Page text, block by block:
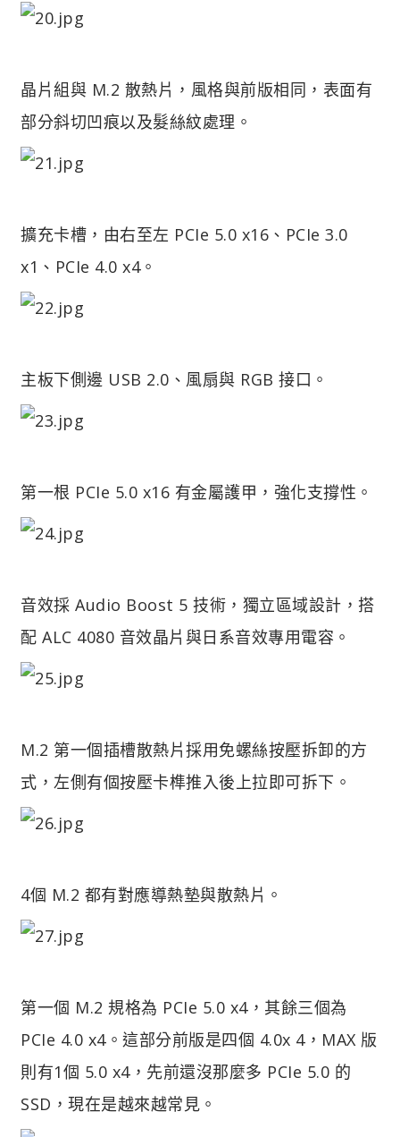
晶片組與 M.2 散熱片，風格與前版相同，表面有
部分斜切凹痕以及髮絲紋處理。
擴充卡槽，由右至左 PCIe 5.0 x16、PCIe 3.0
x1、PCIe 4.0 x4。
主板下側邊 USB 2.0、風扇與 RGB 接口。
第一根 PCIe 5.0 x16 有金屬護甲，強化支撐性。
音效採 Audio Boost 5 技術，獨立區域設計，搭
配 ALC 4080 音效晶片與日系音效專用電容。
M.2 第一個插槽散熱片採用免螺絲按壓拆卸的方
式，左側有個按壓卡榫推入後上拉即可拆下。
4個 M.2 都有對應導熱墊與散熱片。
第一個 M.2 規格為 PCIe 5.0 x4，其餘三個為
PCIe 4.0 x4。這部分前版是四個 4.0x 4，MAX 版
則有1個 5.0 x4，先前還沒那麼多 PCIe 5.0 的
SSD，現在是越來越常見。